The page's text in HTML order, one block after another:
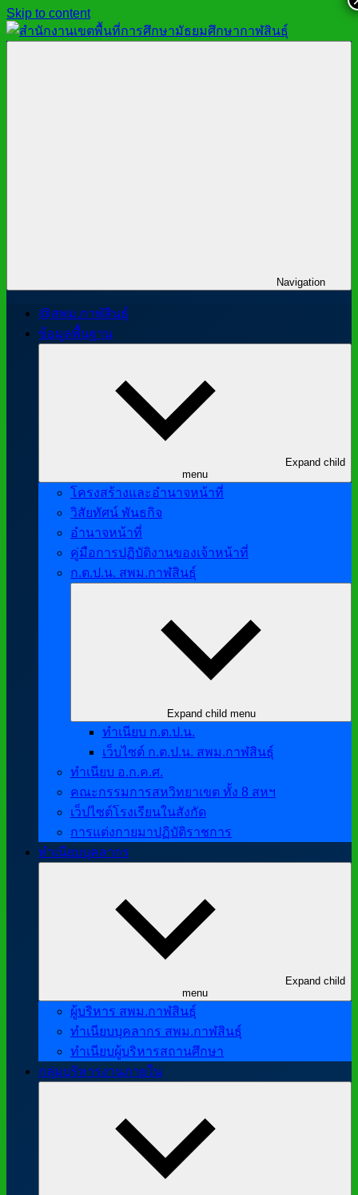
Skip to content
Navigation
@สพม.กาฬสินธุ์
ข้อมูลพื้นฐาน
Expand child
menu
โครงสร้างและอำนาจหน้าที่
วิสัยทัศน์ พันธกิจ
อำนาจหน้าที่
คู่มือการปฏิบัติงานของเจ้าหน้าที่
ก.ต.ป.น. สพม.กาฬสินธุ์
Expand child menu
ทำเนียบ ก.ต.ป.น.
เว็บไซต์ ก.ต.ป.น. สพม.กาฬสินธุ์
ทำเนียบ อ.ก.ค.ศ.
คณะกรรมการสหวิทยาเขต ทั้ง 8 สหฯ
เว็ปไซต์โรงเรียนในสังกัด
การแต่งกายมาปฏิบัติราชการ
ทำเนียบบุคลากร
Expand child
menu
ผู้บริหาร สพม.กาฬสินธุ์
ทำเนียบบุคลากร สพม.กาฬสินธุ์
ทำเนียบผู้บริหารสถานศึกษา
กลุ่มบริหารงานภายใน